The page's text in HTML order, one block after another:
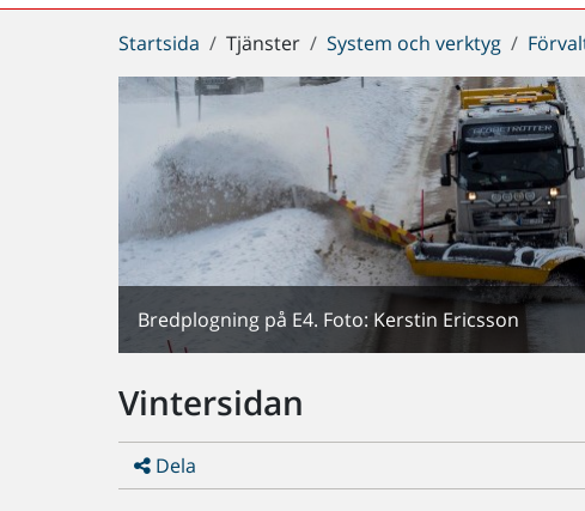
Du
är
här:
Startsida Tjänster System och verktyg
Bredplogning på E4. Foto: Kerstin Ericsson
Vintersidan
Dela